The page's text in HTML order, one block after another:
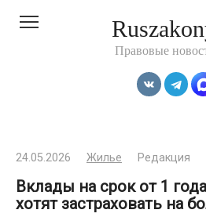
Правовые
24.05.2026 Жилье Редакция
Вклады на срок от 1
хотят застраховать на